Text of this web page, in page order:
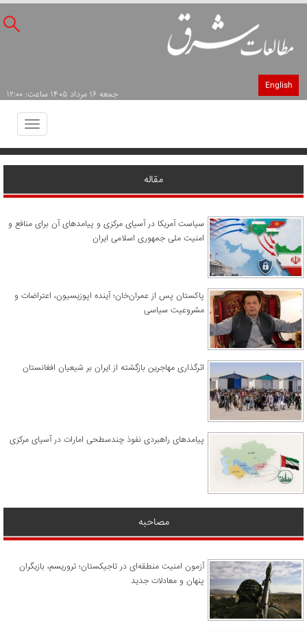
English
جمعه ۱۶ مرداد ۱۴۰۵ ساعت: ۱۲:۰۰
Toggle
مقاله
سیاست آمریکا در آسیای مرکزی و پیامدهای آن برای منافع و
امنیت ملی جمهوری اسلامی ایران
پاکستان پس از عمران‌خان؛ آینده اپوزیسیون، اعتراضات و
مشروعیت سیاسی
اثرگذاری مهاجرین بازگشته از ایران بر شیعیان افغانستان
پیامدهای راهبردی نفوذ چندسطحی امارات در آسیای مرکزی
مصاحبه
آزمون امنیت منطقه‌ای در تاجیکستان؛ تروریسم، بازیگران
پنهان و معادلات جدید